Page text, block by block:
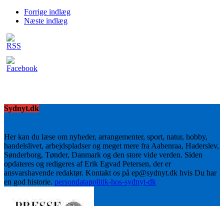
Forrige indlæg
Næste indlæg
Sydnyt.dk
Her kan du læse om nyheder, arrangementer, sport, natur, hobby,
handelslivet, arbejdspladser og meget mere fra Aabenraa, Haderslev,
Sønderborg, Tønder, Danmark og den store vide verden. Siden
opdateres og redigeres af Erik Egvad Petersen, der er
ansvarshavende redaktør. Kontakt os på ep@sydnyt.dk hvis Du har
en god historie. persondatapolitik-hos-sydnyt-dk